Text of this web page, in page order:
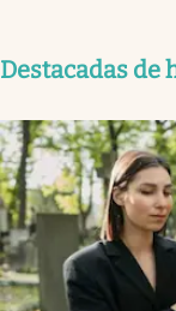
Destacadas de